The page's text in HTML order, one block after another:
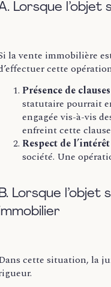
Lorsque l’objet
la vente immobilière
cette
Présence de
statutaire pourrait
engagée vis-à-vis
enfreint cette
Respect de
société. Une
Lorsque
cette situation, la